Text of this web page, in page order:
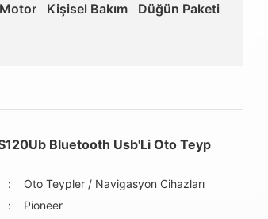
Kişisel Bakım Düğün Paketi
Bluetooth Usb'Li Oto Teyp
Oto Teypler / Navigasyon Cihazları
Pioneer